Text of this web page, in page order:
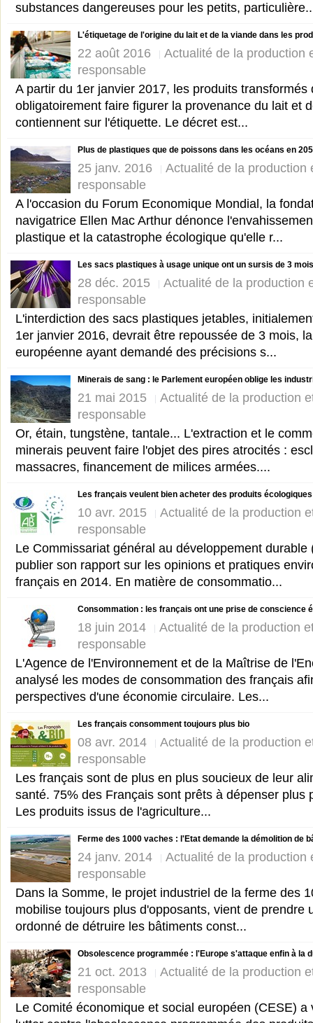
substances dangereuses pour les petits,
L'étiquetage de l'origine du lait et de la viande dans les
22 août 2016
Actualité de la production
responsable
A partir du 1er janvier 2017, les produits transformés
obligatoirement faire figurer la provenance du lait et
contiennent sur l'étiquette. Le décret est...
Plus de plastiques que de poissons dans les océans en
25 janv. 2016
Actualité de la production
responsable
A l'occasion du Forum Economique Mondial, la
navigatrice Ellen Mac Arthur dénonce
plastique et la catastrophe écologique qu'elle r...
Les sacs plastiques à usage unique ont un sursis de 3 mois
28 déc. 2015
Actualité de la production
responsable
L'interdiction des sacs plastiques jetables,
1er janvier 2016, devrait être repoussée de 3 mois,
européenne ayant demandé des précisions s...
Minerais de sang : le Parlement européen oblige les
21 mai 2015
Actualité de la production
responsable
Or, étain, tungstène, tantale... L'extraction et le
minerais peuvent faire l'objet des pires atrocités :
massacres, financement de milices armées....
Les français veulent bien acheter des produits
10 avr. 2015
Actualité de la production
responsable
Le Commissariat général au développement durable
publier son rapport sur les opinions et pratiques
français en 2014. En matière de consommatio...
Consommation : les français ont une prise de conscience
18 juin 2014
Actualité de la production
responsable
L'Agence de l'Environnement et de la Maîtrise de
analysé les modes de consommation des français
perspectives d'une économie circulaire. Les...
Les français consomment toujours plus bio
08 avr. 2014
Actualité de la production
responsable
Les français sont de plus en plus soucieux de leur
santé. 75% des Français sont prêts à dépenser plus
Les produits issus de l'agriculture...
Ferme des 1000 vaches : l'Etat demande la démolition de
24 janv. 2014
Actualité de la production
responsable
Dans la Somme, le projet industriel de la ferme des
mobilise toujours plus d'opposants, vient de prendre
ordonné de détruire les bâtiments const...
Obsolescence programmée : l'Europe s'attaque enfin à la
21 oct. 2013
Actualité de la production
responsable
Le Comité économique et social européen (CESE) a